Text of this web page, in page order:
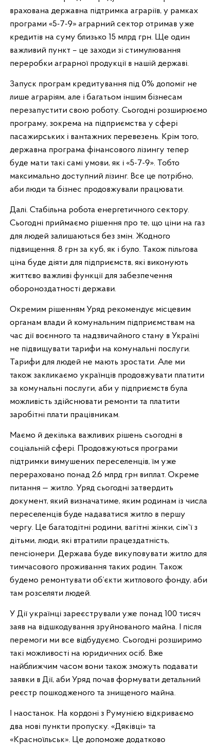
врахована державна підтримка аграріїв, у рамках
програми «5-7-9» аграрний сектор отримав уже
кредитів на суму близько 15 млрд грн. Ще один
важливий пункт – це заходи зі стимулювання
переробки аграрної продукції в нашій державі.
Запуск програм кредитування під 0% допоміг не
лише аграріям, але і багатьом іншим бізнесам
перезапустити свою роботу. Сьогодні розширюємо
програму, зокрема на підприємства у сфері
пасажирських і вантажних перевезень. Крім того,
державна програма фінансового лізингу тепер
буде мати такі самі умови, як і «5-7-9». Тобто
максимально доступний лізинг. Все це потрібно,
аби люди та бізнес продовжували працювати.
Далі. Стабільна робота енергетичного сектору.
Сьогодні приймаємо рішення про те, що ціни на газ
для людей залишаються без змін. Жодного
підвищення. 8 грн за куб, як і було. Також пільгова
ціна буде діяти для підприємств, які виконують
життєво важливі функції для забезпечення
обороноздатності держави.
Окремим рішенням Уряд рекомендує місцевим
органам влади й комунальним підприємствам на
час дії воєнного та надзвичайного стану в Україні
не підвищувати тарифи на комунальні послуги.
Тарифи для людей не мають зростати. Але ми
також закликаємо українців продовжувати платити
за комунальні послуги, аби у підприємств була
можливість здійснювати ремонти та платити
заробітні плати працівникам.
Маємо й декілька важливих рішень сьогодні в
соціальній сфері. Продовжуються програми
підтримки вимушених переселенців, їм уже
перераховано понад 2,6 млрд грн виплат. Окреме
питання — житло. Уряд сьогодні затвердить
документ, який визначатиме, яким родинам із числа
переселенців буде надаватися житло в першу
чергу. Це багатодітні родини, вагітні жінки, сім`ї з
дітьми, люди, які втратили працездатність,
пенсіонери. Держава буде викуповувати житло для
тимчасового проживання таких родин. Також
будемо ремонтувати об’єкти житлового фонду, аби
там розселяти людей.
У Дії українці зареєстрували уже понад 100 тисяч
заяв на відшкодування зруйнованого майна. І після
перемоги ми все відбудуємо. Сьогодні розширимо
такі можливості на юридичних осіб. Вже
найближчим часом вони також зможуть подавати
заявки в Дії, аби Уряд почав формувати детальний
реєстр пошкодженого та знищеного майна.
І наостанок. На кордоні з Румунією відкриваємо
два нові пункти пропуску. «Дяківці» та
«Красноїльськ». Це допоможе додатково